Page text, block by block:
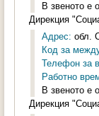
В звеното е
Дирекция
Адрес: обл.
Код за
Телефон за
Работно
В звеното е
Дирекция